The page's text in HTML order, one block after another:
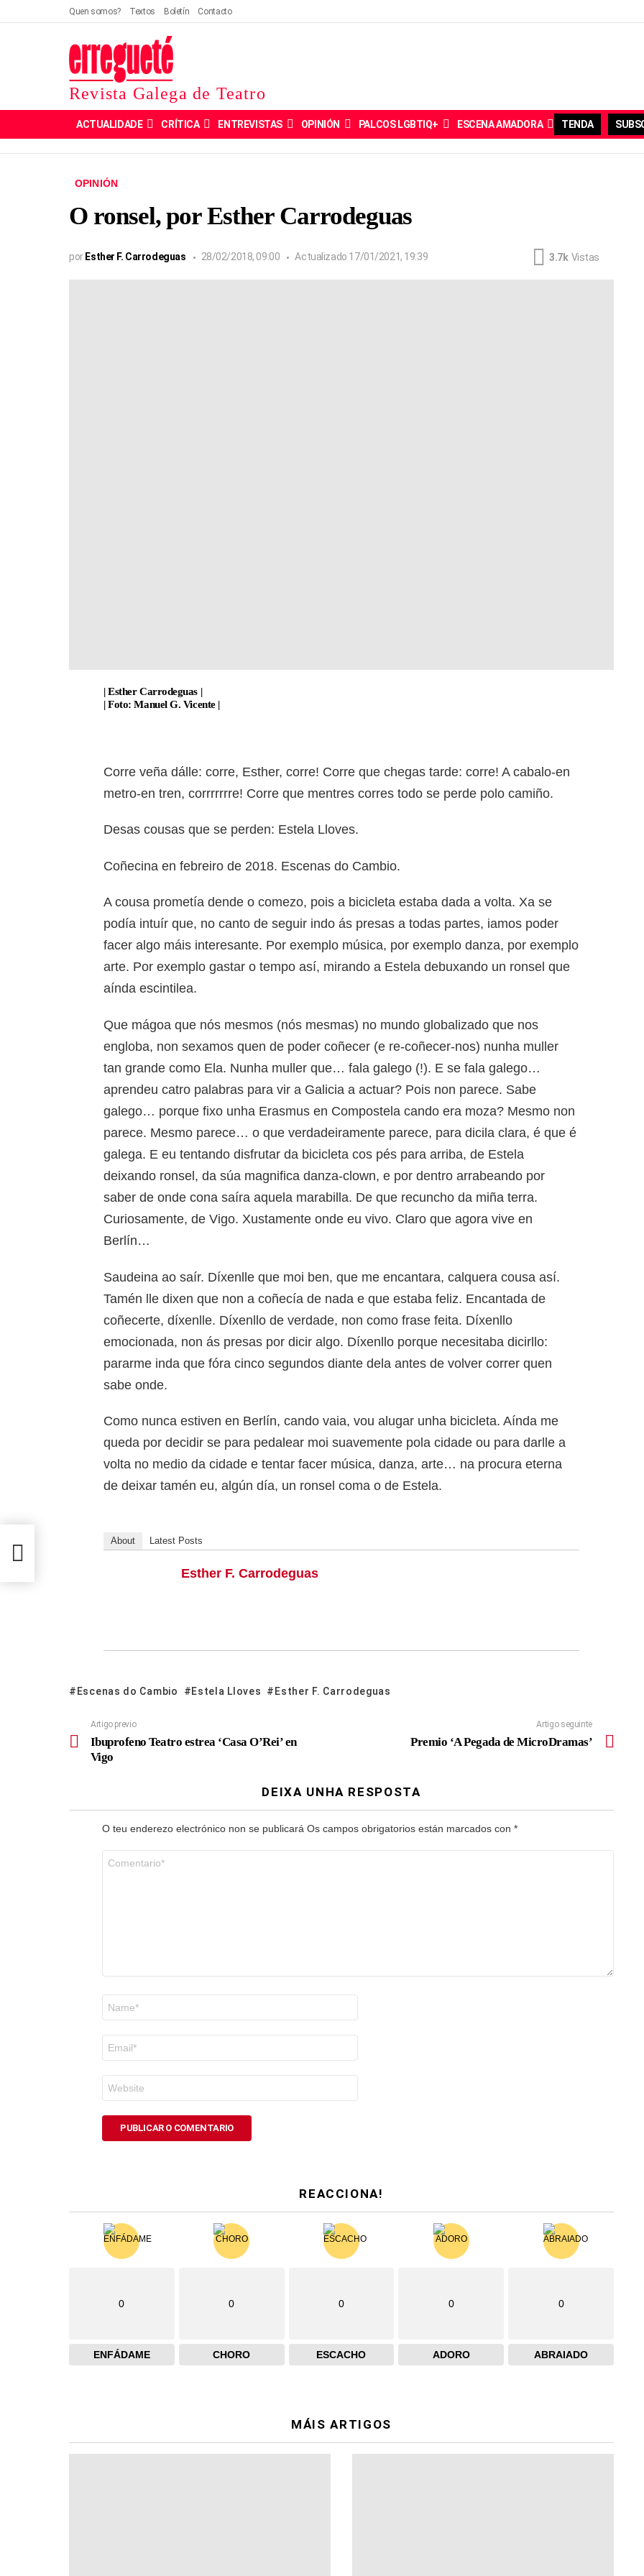
Quen somos? Textos Boletín Contacto
Revista Galega de Teatro
ACTUALIDADE CRÍTICA ENTREVISTAS OPINIÓN PALCOS LGBTIQ+ ESCENA AMADORA TENDA
OPINIÓN
O ronsel, por Esther Carrodeguas
por Esther F. Carrodeguas 28/02/2018, 09:00 Actualizado 17/01/2021, 19:39 3.7k Vistas
| Esther Carrodeguas |
| Foto: Manuel G. Vicente |
Corre veña dálle: corre, Esther, corre! Corre que chegas tarde: corre! A cabalo-en
metro-en tren, corrrrrrre! Corre que mentres corres todo se perde polo camiño.
Desas cousas que se perden: Estela Lloves.
Coñecina en febreiro de 2018. Escenas do Cambio.
A cousa prometía dende o comezo, pois a bicicleta estaba dada a volta. Xa se
podía intuír que, no canto de seguir indo ás presas a todas partes, iamos poder
facer algo máis interesante. Por exemplo música, por exemplo danza, por exemplo
arte. Por exemplo gastar o tempo así, mirando a Estela debuxando un ronsel que
aínda escintilea.
Que mágoa que nós mesmos (nós mesmas) no mundo globalizado que nos
engloba, non sexamos quen de poder coñecer (e re-coñecer-nos) nunha muller
tan grande como Ela. Nunha muller que… fala galego (!). E se fala galego…
aprendeu catro palabras para vir a Galicia a actuar? Pois non parece. Sabe
galego… porque fixo unha Erasmus en Compostela cando era moza? Mesmo non
parece. Mesmo parece… o que verdadeiramente parece, para dicila clara, é que é
galega. E eu tentando disfrutar da bicicleta cos pés para arriba, de Estela
deixando ronsel, da súa magnifica danza-clown, e por dentro arrabeando por
saber de onde cona saíra aquela marabilla. De que recuncho da miña terra.
Curiosamente, de Vigo. Xustamente onde eu vivo. Claro que agora vive en
Berlín…
Saudeina ao saír. Díxenlle que moi ben, que me encantara, calquera cousa así.
Tamén lle dixen que non a coñecía de nada e que estaba feliz. Encantada de
coñecerte, díxenlle. Díxenllo de verdade, non como frase feita. Díxenllo
emocionada, non ás presas por dicir algo. Díxenllo porque necesitaba dicirllo:
pararme inda que fóra cinco segundos diante dela antes de volver correr quen
sabe onde.
Como nunca estiven en Berlín, cando vaia, vou alugar unha bicicleta. Aínda me
queda por decidir se para pedalear moi suavemente pola cidade ou para darlle a
volta no medio da cidade e tentar facer música, danza, arte… na procura eterna
de deixar tamén eu, algún día, un ronsel coma o de Estela.
About Latest Posts
Esther F. Carrodeguas
Escenas do Cambio Estela Lloves Esther F. Carrodeguas
Artigo previo
Ibuprofeno Teatro estrea ‘Casa O’Rei’ en
Vigo
Artigo seguinte
Premio ‘A Pegada de MicroDramas’
DEIXA UNHA RESPOSTA
O teu enderezo electrónico non se publicará Os campos obrigatorios están marcados con *
electrónico
*
REACCIONA!
0
ENFÁDAME
0
CHORO
0
ESCACHO
0
ADORO
0
ABRAIADO
MÁIS ARTIGOS